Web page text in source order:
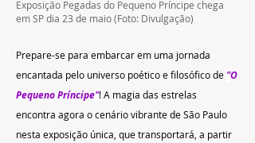
Exposição Pegadas do Pequeno Príncipe chega
em SP dia 23 de maio (Foto: Divulgação)
Prepare-se para embarcar em uma jornada
encantada pelo universo poético e filosófico de "O
Pequeno Príncipe"! A magia das estrelas
encontra agora o cenário vibrante de São Paulo
nesta exposição única, que transportará, a partir